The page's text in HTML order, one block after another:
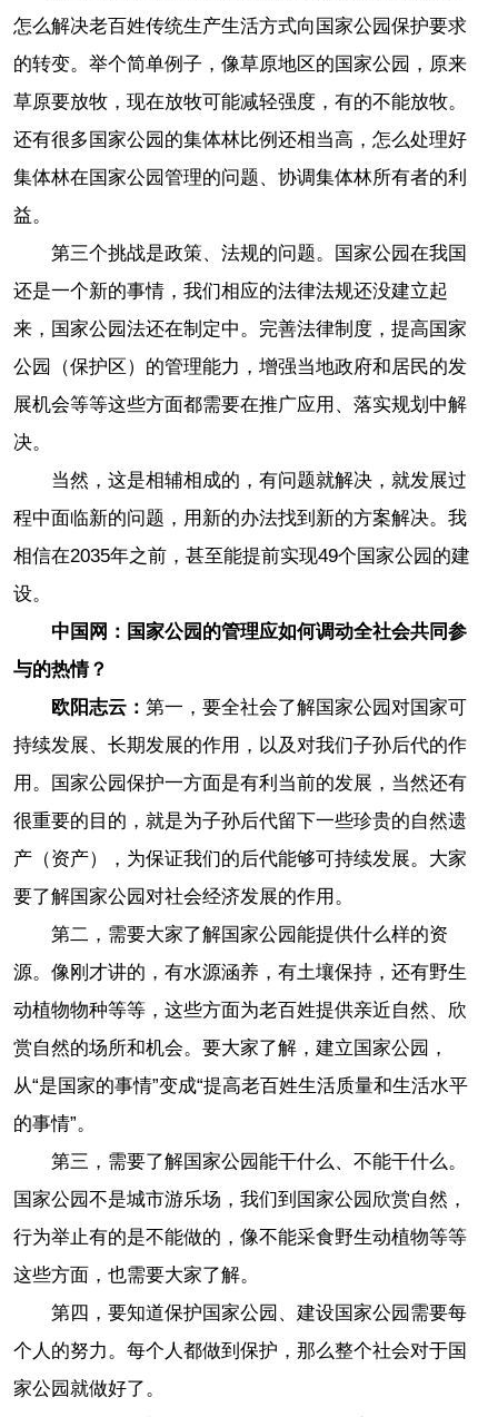
怎么解决老百姓传统生产生活方式向国家公园保护要求
的转变。举个简单例子，像草原地区的国家公园，原来
草原要放牧，现在放牧可能减轻强度，有的不能放牧。
还有很多国家公园的集体林比例还相当高，怎么处理好
集体林在国家公园管理的问题、协调集体林所有者的利
益。
第三个挑战是政策、法规的问题。国家公园在我国
还是一个新的事情，我们相应的法律法规还没建立起
来，国家公园法还在制定中。完善法律制度，提高国家
公园（保护区）的管理能力，增强当地政府和居民的发
展机会等等这些方面都需要在推广应用、落实规划中解
决。
当然，这是相辅相成的，有问题就解决，就发展过
程中面临新的问题，用新的办法找到新的方案解决。我
相信在2035年之前，甚至能提前实现49个国家公园的建
设。
中国网：国家公园的管理应如何调动全社会共同参
与的热情？
欧阳志云： 第一，要全社会了解国家公园对国家可
持续发展、长期发展的作用，以及对我们子孙后代的作
用。国家公园保护一方面是有利当前的发展，当然还有
很重要的目的，就是为子孙后代留下一些珍贵的自然遗
产（资产），为保证我们的后代能够可持续发展。大家
要了解国家公园对社会经济发展的作用。
第二，需要大家了解国家公园能提供什么样的资
源。像刚才讲的，有水源涵养，有土壤保持，还有野生
动植物物种等等，这些方面为老百姓提供亲近自然、欣
赏自然的场所和机会。要大家了解，建立国家公园，
从“是国家的事情”变成“提高老百姓生活质量和生活水平
的事情”。
第三，需要了解国家公园能干什么、不能干什么。
国家公园不是城市游乐场，我们到国家公园欣赏自然，
行为举止有的是不能做的，像不能采食野生动植物等等
这些方面，也需要大家了解。
第四，要知道保护国家公园、建设国家公园需要每
个人的努力。每个人都做到保护，那么整个社会对于国
家公园就做好了。